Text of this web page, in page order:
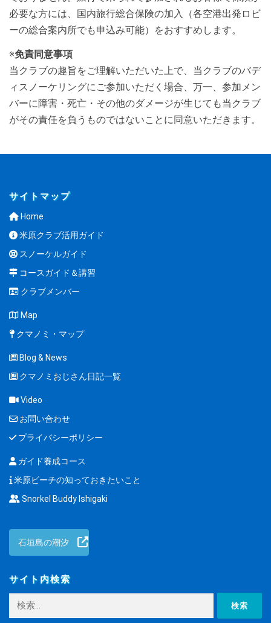
必要な方には、国内旅行総合保険の加入（各空港出発ロビ
ーの総合案内所でも申込み可能）をおすすめします。
※免責同意事項
当クラブの趣旨をご理解いただいた上で、当クラブのバデ
ィスノーケリングにご参加いただく場合、万一、参加メン
バーに障害・死亡・その他のダメージが生じても当クラブ
がその責任を負うものではないことに同意いただきます。
サイトマップ
Home
米原クラブ活用ガイド
スノーケルガイド
コースガイド＆講習
クラブメンバー
Map
クマノミ・マップ
Blog & News
クマノミおじさん日記一覧
Video
お問い合わせ
プライバシーポリシー
ガイド養成コース
米原ビーチの知っておきたいこと
Snorkel Buddy Ishigaki
石垣島の潮汐
サイト内検索